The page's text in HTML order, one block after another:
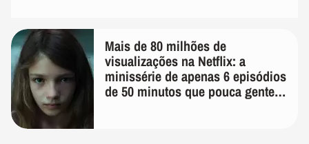
Mais de 80 milhões de
visualizações na Netflix: a
minissérie de apenas 6 episódios
de 50 minutos que pouca gente